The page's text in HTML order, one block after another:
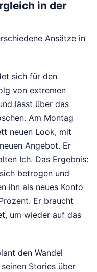
in der
Ansätze in
sich für den
von extremen
lässt über das
Am Montag
neuen Look, mit
Angebot. Er
Ich. Das Ergebnis:
betrogen und
ihn als neues Konto
Er braucht
um wieder auf das
den Wandel
Stories über